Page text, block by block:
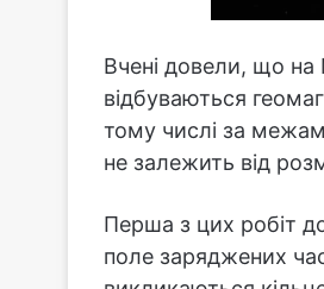
Вчені довели, що на
відбуваються
тому числі за
не залежить від
Перша з цих робіт
поле заряджених